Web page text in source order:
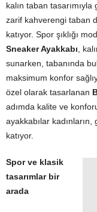
kalın taban
zarif kahverengi taban
katıyor. Spor şıklığı
Sneaker Ayakkabı ,
sunarken, tabanında
maksimum konfor
özel olarak tasarlanan
adımda kalite ve
ayakkabılar kadınların,
katıyor.
Spor ve klasik
tasarımlar bir
arada